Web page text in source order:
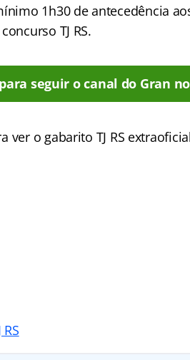
1h30 de antecedência
TJ RS.
seguir o canal do Gran
ver o gabarito TJ RS